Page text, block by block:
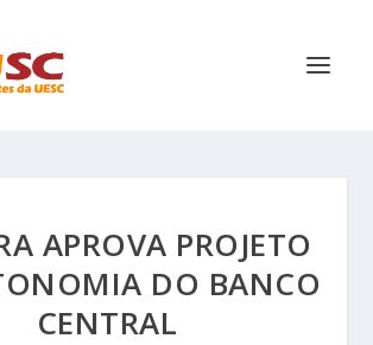
APROVA PROJETO
DO BANCO
CENTRAL